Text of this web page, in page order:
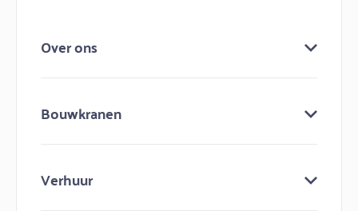
Over ons
Keuringen
Bouwkranen
Lijmkranen
Verhuur